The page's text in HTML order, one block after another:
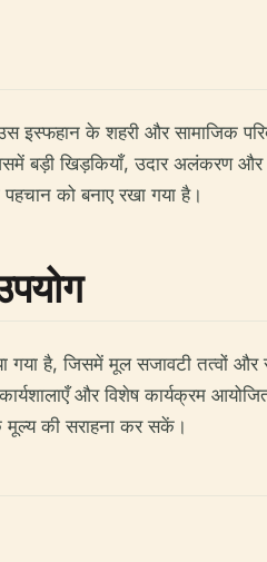
इस्फहान के शहरी और सामाजिक
बड़ी खिड़कियाँ, उदार
को बनाए रखा गया है।
किया गया है, जिसमें मूल सजावटी
और विशेष कार्यक्रम
मूल्य की सराहना कर सकें।